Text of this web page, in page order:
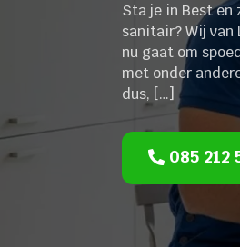
Sta je in Best
sanitair? Wij
nu gaat om
met onder
dus, […]
085 212